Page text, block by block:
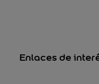
Enlaces de